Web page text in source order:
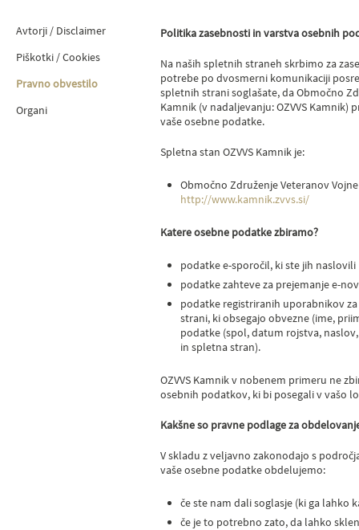
Avtorji / Disclaimer
Piškotki / Cookies
Pravno obvestilo
Organi
Politika zasebnosti in varstva osebnih
Na naših spletnih straneh skrbimo za
potrebe po dvosmerni komunikaciji
spletnih strani soglašate, da Območno
Kamnik (v nadaljevanju: OZVVS
vaše osebne podatke.
Spletna stan OZVVS Kamnik je:
Območno Združenje Veteranov
http://www.kamnik.zvvs.si/
Katere osebne podatke zbiramo?
podatke e-sporočil, ki ste jih naslovili
podatke zahteve za prejemanje e-
podatke registriranih uporabnikov
strani, ki obsegajo obvezne (ime,
podatke (spol, datum rojstva,
in spletna stran).
OZVVS Kamnik v nobenem primeru ne
osebnih podatkov, ki bi posegali v vašo
Kakšne so pravne podlage za
V skladu z veljavno zakonodajo s
vaše osebne podatke obdelujemo:
če ste nam dali soglasje (ki ga lahko
če je to potrebno zato, da lahko